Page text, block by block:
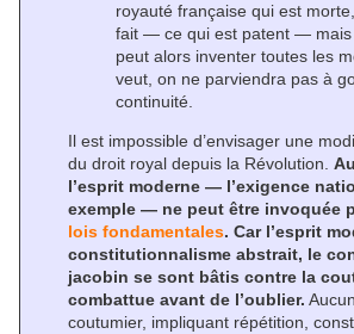
royauté française qui est
fait — ce qui est patent — mais
peut alors inventer toutes les
veut, on ne parviendra pas à
continuité.
Il est impossible d’envisager une
du droit royal depuis la Révolution.
l’esprit moderne — l’exigence
exemple — ne peut être invoquée
lois fondamentales. Car l’esprit
constitutionnalisme abstrait, le
jacobin se sont bâtis contre la
combattue avant de l’oublier.
coutumier, impliquant répétition,